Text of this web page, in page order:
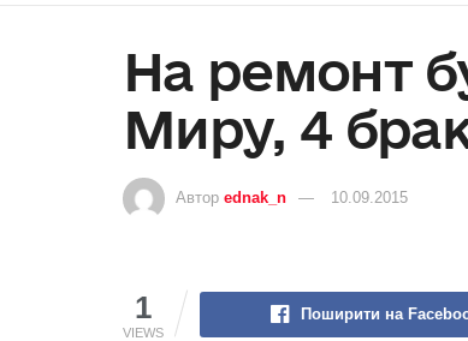
На ремонт
Миру, 4
Автор ednak_n 10.09.2015
1
VIEWS
Поширити на